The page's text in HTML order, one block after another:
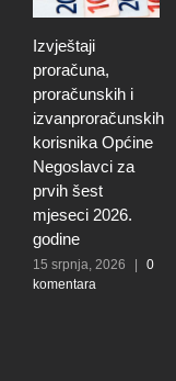
i
Općine
za
2026.
2026 | 0
Izmjene i
proračuna
Općine
2026.
rebalans)
9 srpnja,
komentara